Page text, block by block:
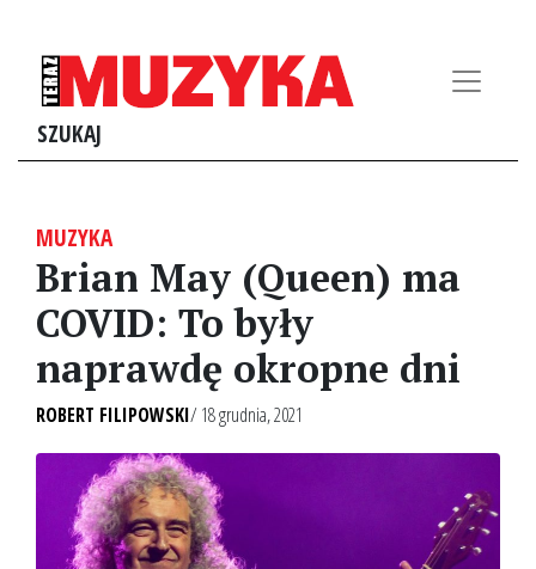
SZUKAJ
MUZYKA
Brian May (Queen) ma
COVID: To były
naprawdę okropne dni
ROBERT FILIPOWSKI/ 18 grudnia, 2021